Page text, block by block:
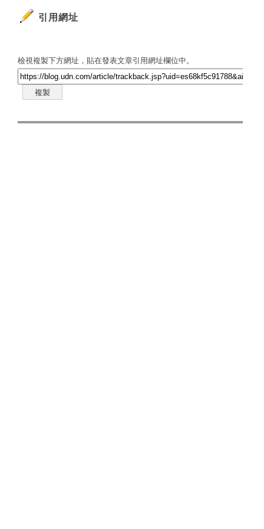
引用網址
檢視複製下方網址，貼在發表文章引用網址欄位中。
複製